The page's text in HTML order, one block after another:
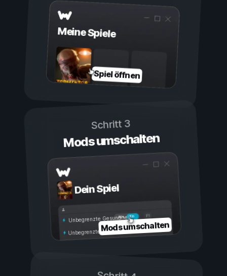
Meine Spiele
Spiel öffnen
Schritt 3
Mods umschalten
Dein Spiel
Ein
Aus
Unbegrenzte Gesundheit
Unbegrenzte AusdauerMods umschalten